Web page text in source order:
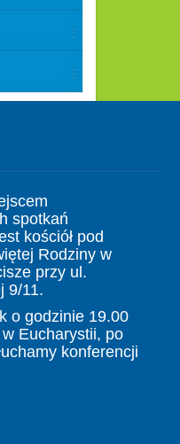
spotkań
kościół pod
Rodziny w
przy ul.
9/11.
o godzinie 19.00
Eucharystii, po
konferencji